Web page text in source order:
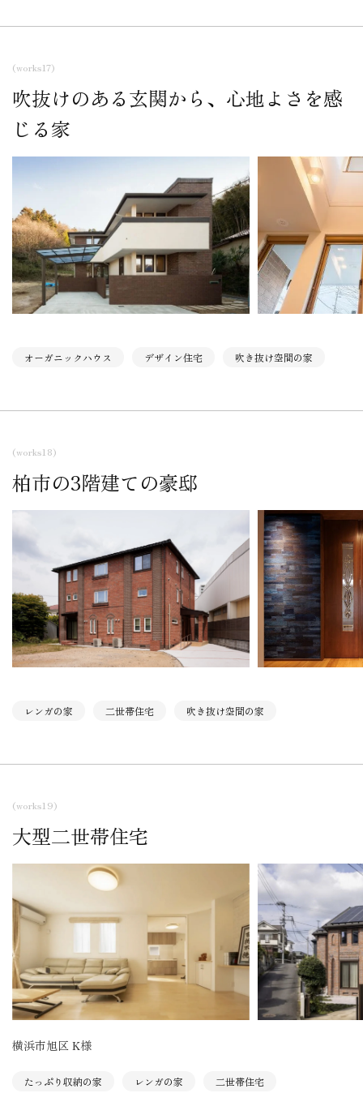
(works17)
吹抜けのある玄関から、心地よさを感
じる家
オーガニックハウス デザイン住宅 吹き抜け空間の家
(works18)
柏市の3階建ての豪邸
レンガの家 二世帯住宅 吹き抜け空間の家
(works19)
大型二世帯住宅
横浜市旭区 K様
たっぷり収納の家 レンガの家 二世帯住宅